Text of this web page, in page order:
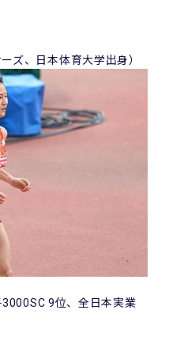
ズ、日本体育大学出身）
9位、全日本実業